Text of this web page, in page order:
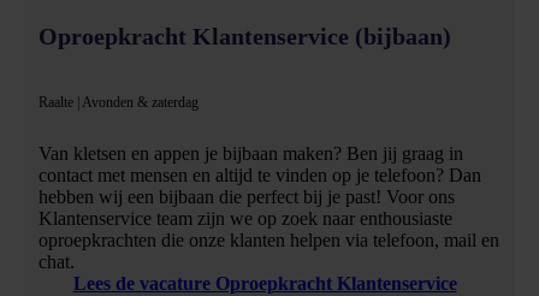
Oproepkracht Klantenservice (bijbaan)
Raalte | Avonden & zaterdag
Van kletsen en appen je bijbaan maken? Ben jij graag in
contact met mensen en altijd te vinden op je telefoon? Dan
hebben wij een bijbaan die perfect bij je past! Voor ons
Klantenservice team zijn we op zoek naar enthousiaste
oproepkrachten die onze klanten helpen via telefoon, mail en
chat.
Lees de vacature Oproepkracht Klantenservice